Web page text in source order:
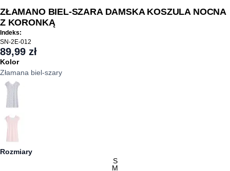
ZŁAMANO BIEL-SZARA DAMSKA KOSZULA NOCNA
Z KORONKĄ
Indeks:
SN-2E-012
89,99 zł
Kolor
Złamana biel-szary
Rozmiary
S
M